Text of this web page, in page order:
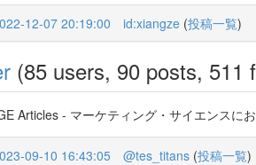
12-07 20:19:00 id:xiangze (投稿一覧)
(85 users, 90 posts, 511
Articles - マーケティング・サイエンスに
09-10 16:43:05 @tes_titans (投稿一覧)